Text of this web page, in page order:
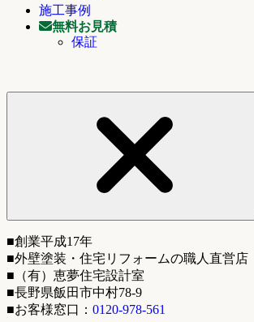
施工事例
無料お見積
保証
■創業平成17年
■外壁塗装・住宅リフォームの職人直営店
■（有）恵夢住宅設計室
■長野県飯田市中村78-9
■お客様窓口： 0120-978-561